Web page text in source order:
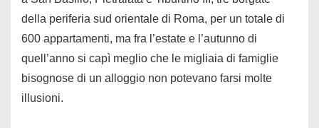
della periferia sud orientale di Roma, per un totale di
600 appartamenti, ma fra l’estate e l’autunno di
quell’anno si capì meglio che le migliaia di famiglie
bisognose di un alloggio non potevano farsi molte
illusioni.